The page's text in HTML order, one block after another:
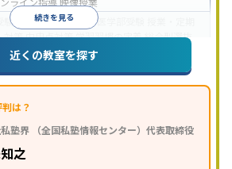
続きを見る
験 高校受験大学受験 医学部受験
対策内申点対策学習習慣の定着総合型選抜
対策推薦入試対策学校別特化対策
字検定)対策数学特化対策英語・英会話特化
校生に対応
あり
授業の振替可能学習にPC・タブレッ
用 オンライン対応
の受講可
近くの教室を探す
は？
塾界 （全国私塾情報センター）代表取締役
之